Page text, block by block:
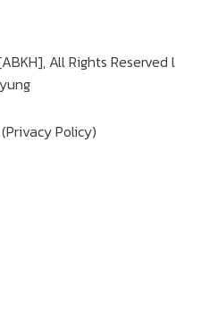
All Rights Reserved l
Policy)